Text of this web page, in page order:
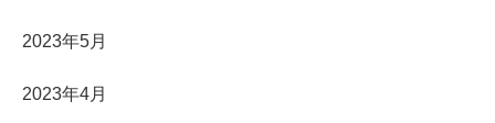
2023年5月
2023年4月